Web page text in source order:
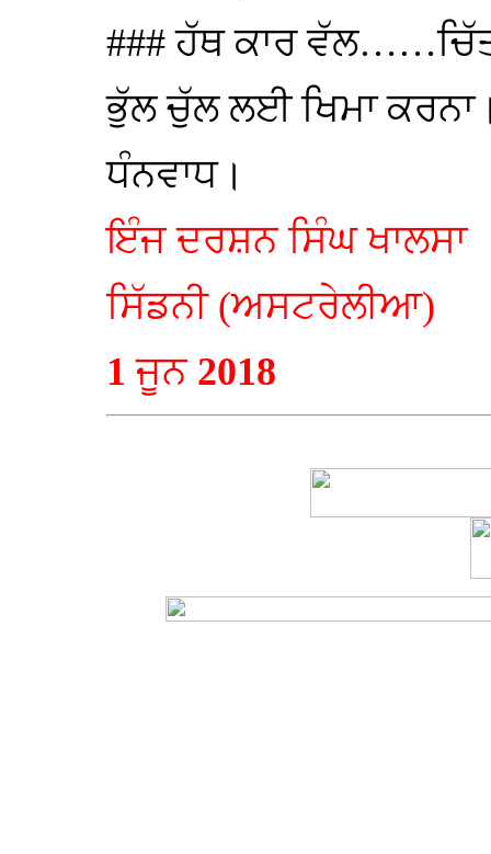
### ਹੱਥ ਕਾਰ
ਭੁੱਲ ਚੁੱਲ ਲਈ ਖਿਮਾ
ਧੰਨਵਾਧ।
ਇੰਜ ਦਰਸ਼ਨ ਸਿੰਘ ਖਾਲਸਾ
ਸਿੱਡਨੀ (ਅਸਟਰੇਲੀਆ)
1ਜੂਨ2018